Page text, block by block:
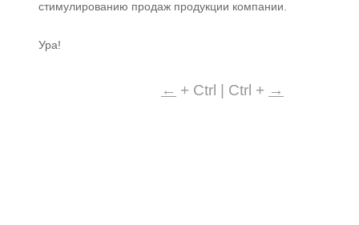
стимулированию продаж продукции компании.
Ура!
← + Ctrl | Ctrl + →